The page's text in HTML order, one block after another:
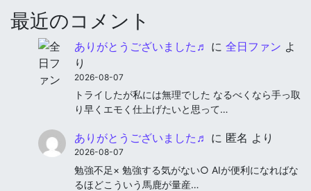
最近のコメント
ありがとうございました♬ に 全日ファン よ
り
2026-08-07
トライしたが私には無理でした なるべくなら手っ取
り早くエモく仕上げたいと思って…
ありがとうございました♬ に 匿名 より
2026-08-07
勉強不足× 勉強する気がない○ AIが便利になればな
るほどこういう馬鹿が量産…